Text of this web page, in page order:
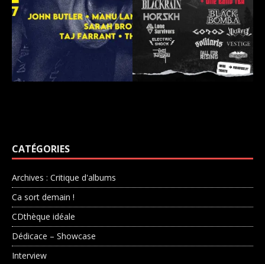
CATÉGORIES
Archives : Critique d'albums
Ca sort demain !
CDthèque idéale
Dédicace – Showcase
Interview